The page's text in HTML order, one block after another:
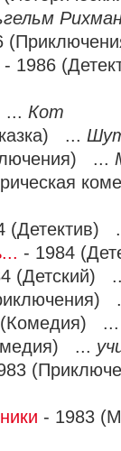
- 1986
... Кот
...
...
(Детектив)
- 1984
(Детский)
(Комедия)
...
- 1983